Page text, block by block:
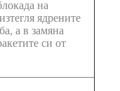
на
ядрените
а в замяна
си от